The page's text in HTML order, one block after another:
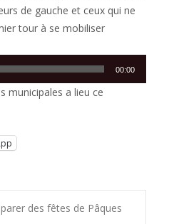
de gauche et ceux qui ne
tour à se mobiliser
00:00
municipales a lieu ce
des fêtes de Pâques